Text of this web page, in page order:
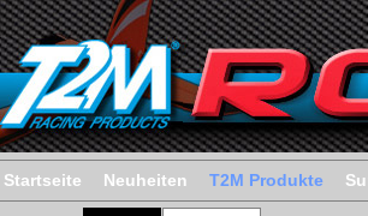
Startseite Neuheiten T2M Produkte